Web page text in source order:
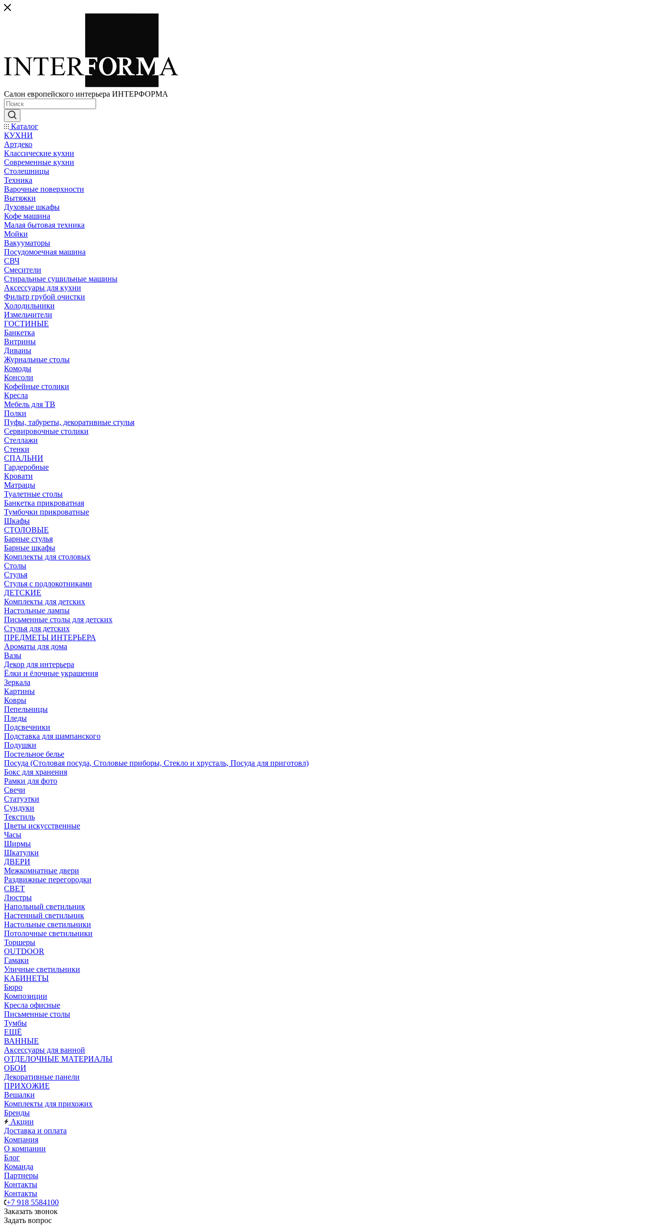
Салон европейского интерьера ИНТЕРФОРМА
Каталог
КУХНИ
Артдеко
Классические кухни
Современные кухни
Столешницы
Техника
Варочные поверхности
Вытяжки
Духовые шкафы
Кофе машина
Малая бытовая техника
Мойки
Вакууматоры
Посудомоечная машина
СВЧ
Смесители
Стиральные сушильные машины
Аксессуары для кухни
Фильтр грубой очистки
Холодильники
Измельчители
ГОСТИНЫЕ
Банкетка
Витрины
Диваны
Журнальные столы
Комоды
Консоли
Кофейные столики
Кресла
Мебель для ТВ
Полки
Пуфы, табуреты, декоративные стулья
Сервировочные столики
Стеллажи
Стенки
СПАЛЬНИ
Гардеробные
Кровати
Матрацы
Туалетные столы
Банкетка прикроватная
Тумбочки прикроватные
Шкафы
СТОЛОВЫЕ
Барные стулья
Барные шкафы
Комплекты для столовых
Столы
Стулья
Стулья с подлокотниками
ДЕТСКИЕ
Комплекты для детских
Настольные лампы
Письменные столы для детских
Стулья для детских
ПРЕДМЕТЫ ИНТЕРЬЕРА
Ароматы для дома
Вазы
Декор для интерьера
Ёлки и ёлочные украшения
Зеркала
Картины
Ковры
Пепельницы
Пледы
Подсвечники
Подставка для шампанского
Подушки
Постельное белье
Посуда (Столовая посуда, Столовые приборы, Стекло и хрусталь, Посуда для приготовл)
Бокс для хранения
Рамки для фото
Свечи
Статуэтки
Сундуки
Текстиль
Цветы искусственные
Часы
Ширмы
Шкатулки
ДВЕРИ
Межкомнатные двери
Раздвижные перегородки
СВЕТ
Люстры
Напольный светильник
Настенный светильник
Настольные светильники
Потолочные светильники
Торшеры
OUTDOOR
Гамаки
Уличные светильники
КАБИНЕТЫ
Бюро
Композиции
Кресла офисные
Письменные столы
Тумбы
ЕЩЁ
ВАННЫЕ
Аксессуары для ванной
ОТДЕЛОЧНЫЕ МАТЕРИАЛЫ
ОБОИ
Декоративные панели
ПРИХОЖИЕ
Вешалки
Комплекты для прихожих
Бренды
Акции
Доставка и оплата
Компания
О компании
Блог
Команда
Партнеры
Контакты
Контакты
+7 918 5584100
Заказать звонок
Задать вопрос